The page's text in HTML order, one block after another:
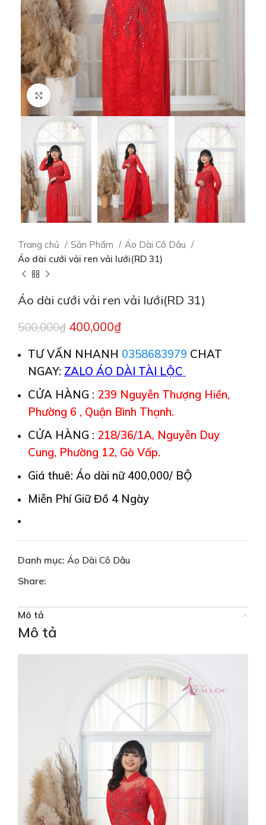
Click to enlarge
Trang chủ Sản Phẩm
Áo Dài Cô Dâu
Áo dài cưới vải ren vải lưới(RD 31)
Áo dài cưới vải ren vải lưới(RD 31)
500,000₫ 400,000₫
TƯ VẤN NHANH 0358683979 CHAT
NGAY: ZALO ÁO DÀI TÀI LỘC
CỬA HÀNG : 239 Nguyễn Thượng Hiền,
Phường 6 , Quận Bình Thạnh.
CỬA HÀNG : 218/36/1A, Nguyễn Duy
Cung, Phường 12, Gò Vấp.
Giá thuê: Áo dài nữ 400,000/ BỘ
Miễn Phí Giữ Đồ 4 Ngày
Danh mục: Áo Dài Cô Dâu
Share:
Mô tả
Mô tả